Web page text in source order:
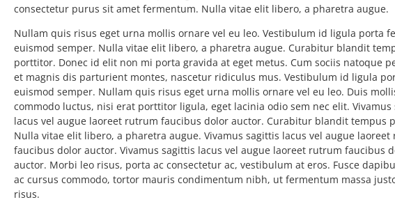
consectetur purus sit amet fermentum. Nulla vitae elit libero, a pharetra augue.
Nullam quis risus eget urna mollis ornare vel eu leo. Vestibulum id ligula porta
euismod semper. Nulla vitae elit libero, a pharetra augue. Curabitur blandit
porttitor. Donec id elit non mi porta gravida at eget metus. Cum sociis natoque
et magnis dis parturient montes, nascetur ridiculus mus. Vestibulum id ligula
euismod semper. Nullam quis risus eget urna mollis ornare vel eu leo. Duis
commodo luctus, nisi erat porttitor ligula, eget lacinia odio sem nec elit. Vivamus
lacus vel augue laoreet rutrum faucibus dolor auctor. Curabitur blandit tempus
Nulla vitae elit libero, a pharetra augue. Vivamus sagittis lacus vel augue laoreet
faucibus dolor auctor. Vivamus sagittis lacus vel augue laoreet rutrum faucibus
auctor. Morbi leo risus, porta ac consectetur ac, vestibulum at eros. Fusce
ac cursus commodo, tortor mauris condimentum nibh, ut fermentum massa
risus.